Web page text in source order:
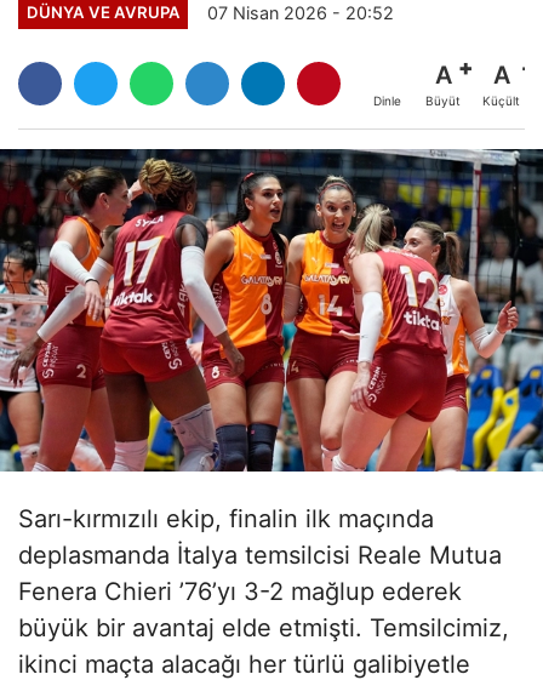
DÜNYA VE AVRUPA 07 Nisan 2026 - 20:52
Dinle
A
Büyüt
A
Küçült
Sarı-kırmızılı ekip, finalin ilk maçında
deplasmanda İtalya temsilcisi Reale Mutua
Fenera Chieri ’76’yı 3-2 mağlup ederek
büyük bir avantaj elde etmişti. Temsilcimiz,
ikinci maçta alacağı her türlü galibiyetle